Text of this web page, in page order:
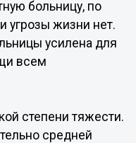
больницу, по
угрозы жизни нет.
усилена для
всем
степени тяжести.
средней